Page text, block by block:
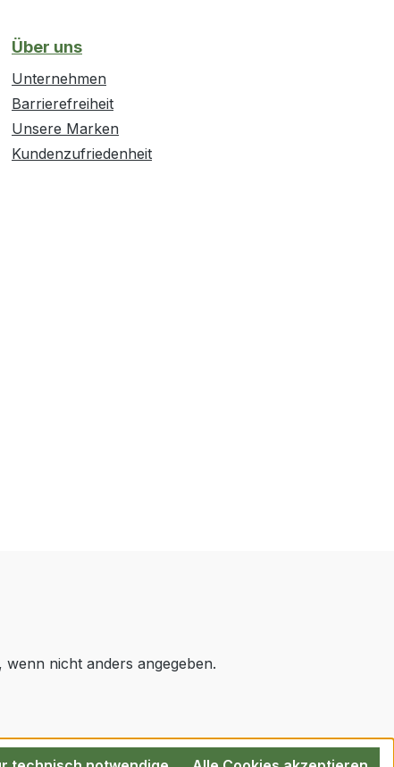
Über uns
Unternehmen
Barrierefreiheit
Unsere Marken
Kundenzufriedenheit
nicht anders angegeben.